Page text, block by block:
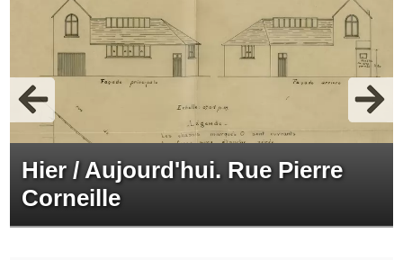
Hier / Aujourd'hui. Rue Pierre
Corneille